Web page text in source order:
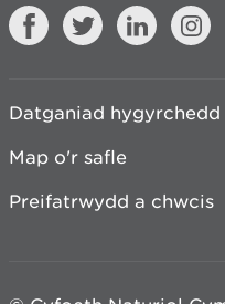
Datganiad hygyrchedd
Map o'r safle
Preifatrwydd a chwcis